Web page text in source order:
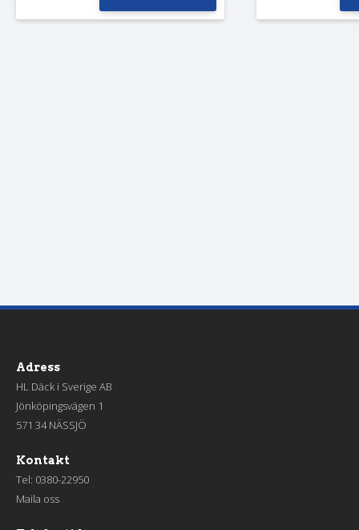
Adress
HL Däck i Sverige AB
Jönköpingsvägen 1
571 34 NÄSSJÖ
Kontakt
Tel: 0380-22950
Maila oss